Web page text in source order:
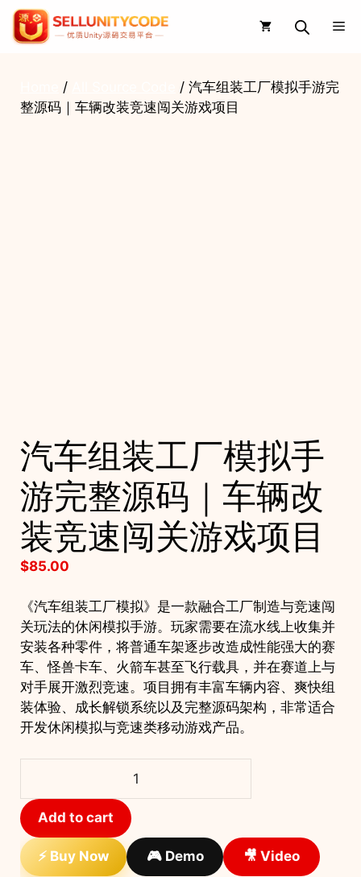
Skip
content
/
/ 汽车组装工厂模拟手游完
整源码｜车辆改装竞速闯关游戏项目
汽车组装工厂模拟手
游完整源码｜车辆改
装竞速闯关游戏项目
$85.00
《汽车组装工厂模拟》是一款融合工厂制造与竞速闯
关玩法的休闲模拟手游。玩家需要在流水线上收集并
安装各种零件，将普通车架逐步改造成性能强大的赛
车、怪兽卡车、火箭车甚至飞行载具，并在赛道上与
对手展开激烈竞速。项目拥有丰富车辆内容、爽快组
装体验、成长解锁系统以及完整源码架构，非常适合
开发休闲模拟与竞速类移动游戏产品。
组
装
工
厂
Add to cart
⚡ Buy Now 🎮 Demo 🎥 Video